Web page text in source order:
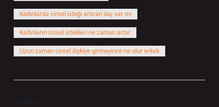
Kadınlarda cinsel isteği artıran ilaç var mı
Kadınların cinsel istekleri ne zaman artar
Uzun zaman cinsel ilişkiye girmeyince ne olur erkek